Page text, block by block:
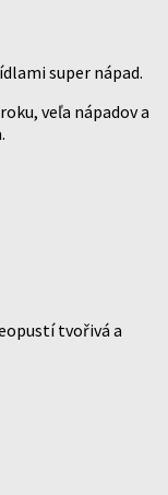
super nápad.
veľa nápadov a
tvořivá a